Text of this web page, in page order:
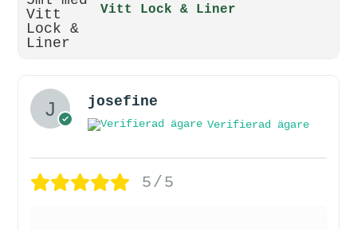
Vitt Lock & Liner
josefine
Verifierad ägare
5/5